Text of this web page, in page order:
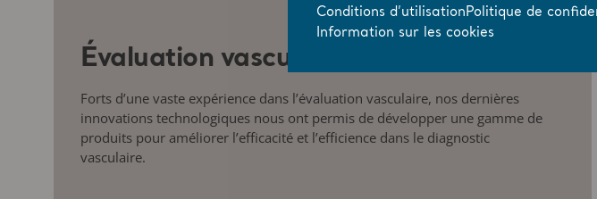
Évaluation vasculaire
Forts d’une vaste expérience dans l’évaluation vasculaire, nos dernières
innovations technologiques nous ont permis de développer une gamme de
produits pour améliorer l’efficacité et l’efficience dans le diagnostic
vasculaire.
Conditions d’utilisation Politique de
Information sur les cookies